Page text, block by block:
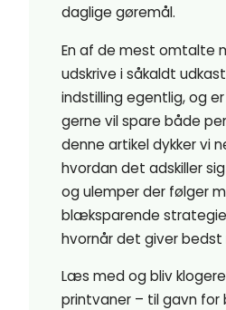
daglige gøremål.
En af de mest omtalte
udskrive i såkaldt
indstilling egentlig, og
gerne vil spare både
denne artikel dykker vi
hvordan det adskiller
og ulemper der følger
blæksparende
hvornår det giver
Læs med og bliv
printvaner – til gavn